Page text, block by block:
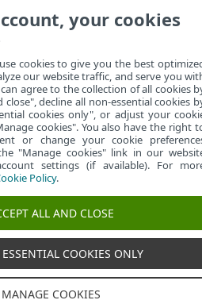
Nel campo
riceverà le
si tratta di
che tutte le
Consenti
BaseForum ESET ESET
your cookies
cookies to give you the best
our website traffic, and serve you
agree to the collection of all cookies
close", decline all non-essential cookies
cookies only", or adjust your
cookies". You also have the right
or change your cookie
"Manage cookies" link in our
settings (if available). For
Policy.
ALL AND CLOSE
ESSENTIAL COOKIES ONLY
MANAGE COOKIES